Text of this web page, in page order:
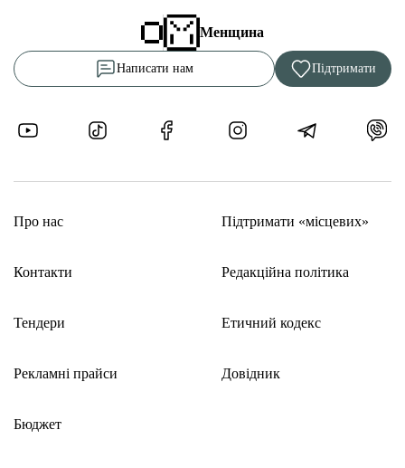
Менщина
Написати нам Підтримати
Про нас
Контакти
Тендери
Рекламні прайси
Бюджет
Підтримати «місцевих»
Редакційна політика
Етичний кодекс
Довідник